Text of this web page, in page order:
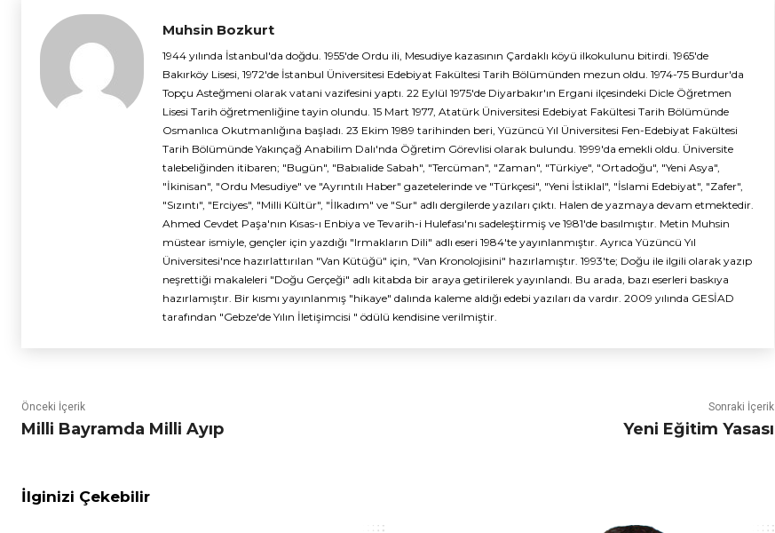
Muhsin Bozkurt
1944 yılında İstanbul'da doğdu. 1955'de Ordu ili, Mesudiye kazasının Çardaklı köyü ilkokulunu bitirdi. 1965'de
Bakırköy Lisesi, 1972'de İstanbul Üniversitesi Edebiyat Fakültesi Tarih Bölümünden mezun oldu. 1974-75 Burdur'da
Topçu Asteğmeni olarak vatani vazifesini yaptı. 22 Eylül 1975'de Diyarbakır'ın Ergani ilçesindeki Dicle Öğretmen
Lisesi Tarih öğretmenliğine tayin olundu. 15 Mart 1977, Atatürk Üniversitesi Edebiyat Fakültesi Tarih Bölümünde
Osmanlıca Okutmanlığına başladı. 23 Ekim 1989 tarihinden beri, Yüzüncü Yıl Üniversitesi Fen-Edebiyat Fakültesi
Tarih Bölümünde Yakınçağ Anabilim Dalı'nda Öğretim Görevlisi olarak bulundu. 1999'da emekli oldu. Üniversite
talebeliğinden itibaren; "Bugün", "Babıalide Sabah", "Tercüman", "Zaman", "Türkiye", "Ortadoğu", "Yeni Asya",
"İkinisan", "Ordu Mesudiye" ve "Ayrıntılı Haber" gazetelerinde ve "Türkçesi", "Yeni İstiklal", "İslami Edebiyat", "Zafer",
"Sızıntı", "Erciyes", "Milli Kültür", "İlkadım" ve "Sur" adlı dergilerde yazıları çıktı. Halen de yazmaya devam etmektedir.
Ahmed Cevdet Paşa'nın Kısas-ı Enbiya ve Tevarih-i Hulefası'nı sadeleştirmiş ve 1981'de basılmıştır. Metin Muhsin
müstear ismiyle, gençler için yazdığı "Irmakların Dili" adlı eseri 1984'te yayınlanmıştır. Ayrıca Yüzüncü Yıl
Üniversitesi'nce hazırlattırılan "Van Kütüğü" için, "Van Kronolojisini" hazırlamıştır. 1993'te; Doğu ile ilgili olarak yazıp
neşrettiği makaleleri "Doğu Gerçeği" adlı kitabda bir araya getirilerek yayınlandı. Bu arada, bazı eserleri baskıya
hazırlamıştır. Bir kısmı yayınlanmış "hikaye" dalında kaleme aldığı edebi yazıları da vardır. 2009 yılında GESİAD
tarafından "Gebze'de Yılın İletişimcisi " ödülü kendisine verilmiştir.
Önceki İçerik
Milli Bayramda Milli Ayıp
Sonraki İçerik
Yeni Eğitim Yasası
İlginizi Çekebilir